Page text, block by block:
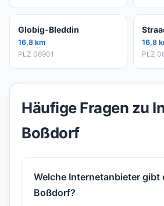
Globig-Bleddin
16,8 km
PLZ 06901
16,8
PLZ
Häufige Fragen zu
Boßdorf
Welche Internetanbieter gibt
Boßdorf?